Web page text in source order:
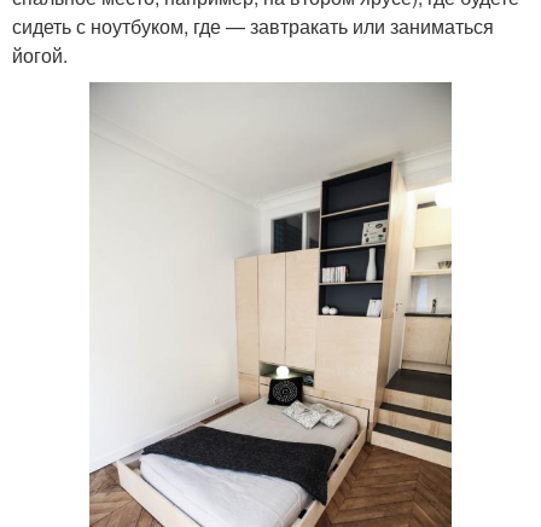
сидеть с ноутбуком, где — завтракать или заниматься
йогой.